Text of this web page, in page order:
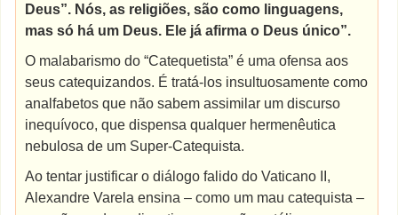
Deus”. Nós, as religiões, são como linguagens,
mas só há um Deus. Ele já afirma o Deus único”.
O malabarismo do “Catequetista” é uma ofensa aos
seus catequizandos. É tratá-los insultuosamente como
analfabetos que não sabem assimilar um discurso
inequívoco, que dispensa qualquer hermenêutica
nebulosa de um Super-Catequista.
Ao tentar justificar o diálogo falido do Vaticano II,
Alexandre Varela ensina – como um mau catequista –